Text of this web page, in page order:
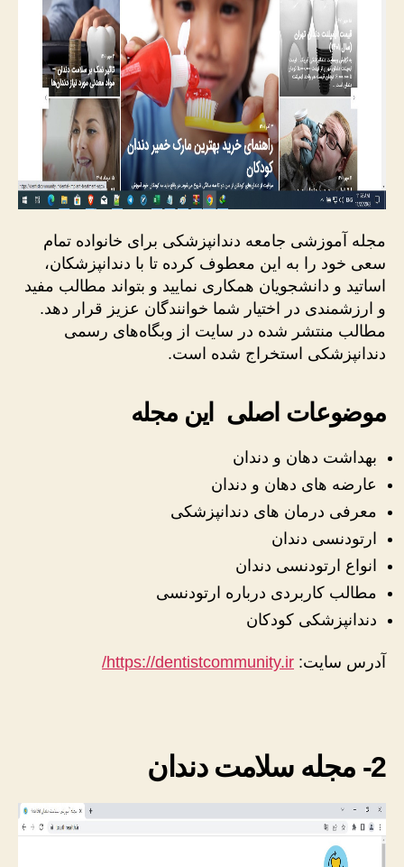
مجله آموزشی جامعه دندانپزشکی برای خانواده تمام
سعی خود را به این معطوف کرده تا با دندانپزشکان،
اساتید و دانشجویان همکاری نمایید و بتواند مطالب مفید
و ارزشمندی در اختیار شما خوانندگان عزیز قرار دهد.
مطالب منتشر شده در سایت از وبگاه‌های رسمی
دندانپزشکی استخراج شده است.
موضوعات اصلی این مجله
بهداشت دهان و دندان
عارضه های دهان و دندان
معرفی درمان های دندانپزشکی
ارتودنسی دندان
انواع ارتودنسی دندان
مطالب کاربردی درباره ارتودنسی
دندانپزشکی کودکان
آدرس سایت: https://dentistcommunity.ir/
2- مجله سلامت دندان